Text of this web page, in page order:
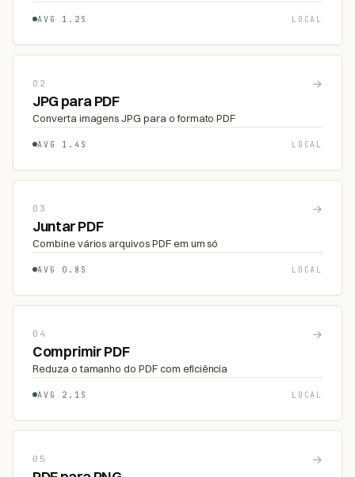
AVG 1.2S LOCAL
02 →
JPG para PDF
Converta imagens JPG para o formato PDF
AVG 1.4S LOCAL
03 →
Juntar PDF
Combine vários arquivos PDF em um só
AVG 0.8S LOCAL
04 →
Comprimir PDF
Reduza o tamanho do PDF com eficiência
AVG 2.1S LOCAL
05 →